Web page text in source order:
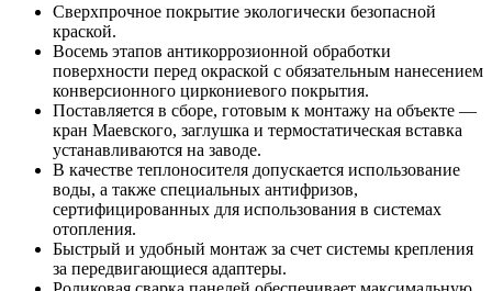
Сверхпрочное покрытие экологически безопасной
краской.
Восемь этапов антикоррозионной обработки
поверхности перед окраской с обязательным нанесением
конверсионного циркониевого покрытия.
Поставляется в сборе, готовым к монтажу на объекте —
кран Маевского, заглушка и термостатическая вставка
устанавливаются на заводе.
В качестве теплоносителя допускается использование
воды, а также специальных антифризов,
сертифицированных для использования в системах
отопления.
Быстрый и удобный монтаж за счет системы крепления
за передвигающиеся адаптеры.